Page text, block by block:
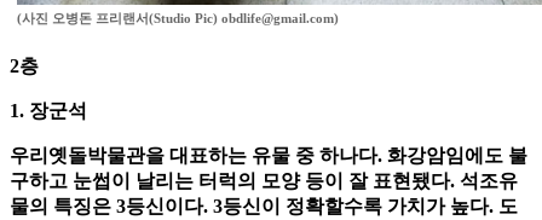
(사진 오병돈 프리랜서(Studio Pic) obdlife@gmail.com)
2층
1. 장군석
우리옛돌박물관을 대표하는 유물 중 하나다. 화강암임에도 불
구하고 눈썹이 날리는 터럭의 모양 등이 잘 표현됐다. 석조유
물의 특징은 3등신이다. 3등신이 정확할수록 가치가 높다. 도